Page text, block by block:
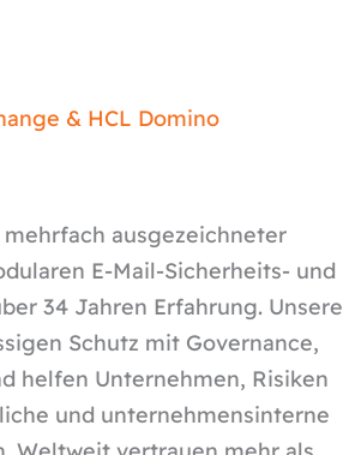
& HCL Domino
ausgezeichneter
E-Mail-Sicherheits- und
34 Jahren Erfahrung. Unsere
Schutz mit Governance,
helfen Unternehmen, Risiken
und unternehmensinterne